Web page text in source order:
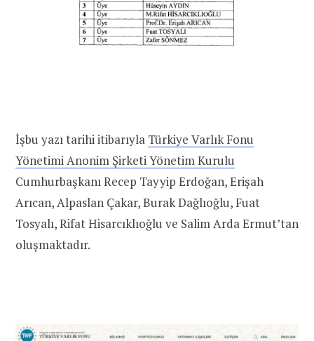
İşbu yazı tarihi itibarıyla Türkiye Varlık Fonu
Yönetimi Anonim Şirketi Yönetim Kurulu
Cumhurbaşkanı Recep Tayyip Erdoğan, Erişah
Arıcan, Alpaslan Çakar, Burak Dağlıoğlu, Fuat
Tosyalı, Rifat Hisarcıklıoğlu ve Salim Arda Ermut’tan
oluşmaktadır.